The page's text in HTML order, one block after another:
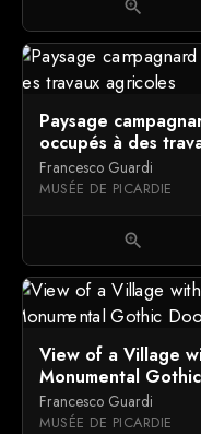
zoom_in
Paysage
occupés à des
Francesco Guardi
MUSÉE DE PICARDIE
zoom_in
View of a Village
Monumental
Francesco Guardi
MUSÉE DE PICARDIE